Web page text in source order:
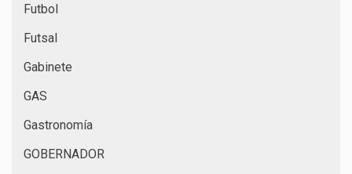
Futbol
Futsal
Gabinete
GAS
Gastronomía
GOBERNADOR